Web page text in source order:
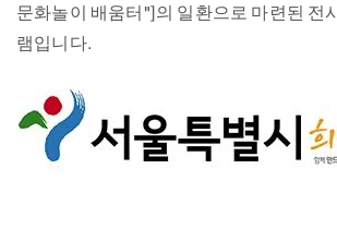
문화놀이 배움터"]의 일환으로 마련된 전
램입니다.